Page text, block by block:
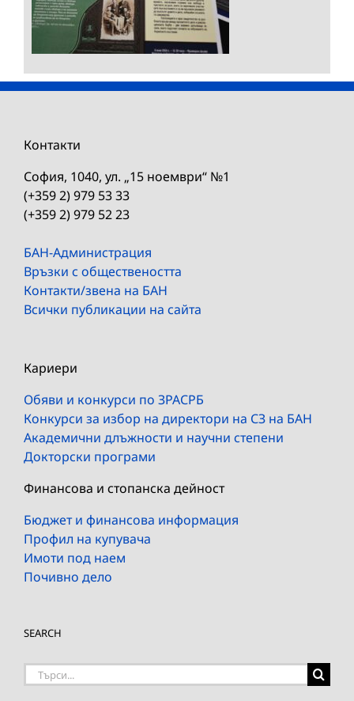
Контакти
София, 1040, ул. „15 ноември“ №1
(+359 2) 979 53 33
(+359 2) 979 52 23
БАН-Администрация
Връзки с обществеността
Контакти/звена на БАН
Всички публикации на сайта
Кариери
Обяви и конкурси по ЗРАСРБ
Конкурси за избор на директори на СЗ на БАН
Академични длъжности и научни степени
Докторски програми
Финансова и стопанска дейност
Бюджет и финансова информация
Профил на купувача
Имоти под наем
Почивно дело
SEARCH
Търсене